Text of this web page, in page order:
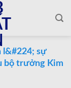
l&#224; sự
bộ trưởng Kim